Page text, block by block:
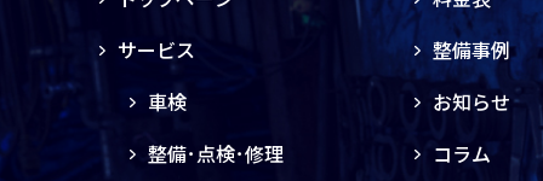
サービス
車検
整備･点検･修理
整備事例
お知らせ
コラム